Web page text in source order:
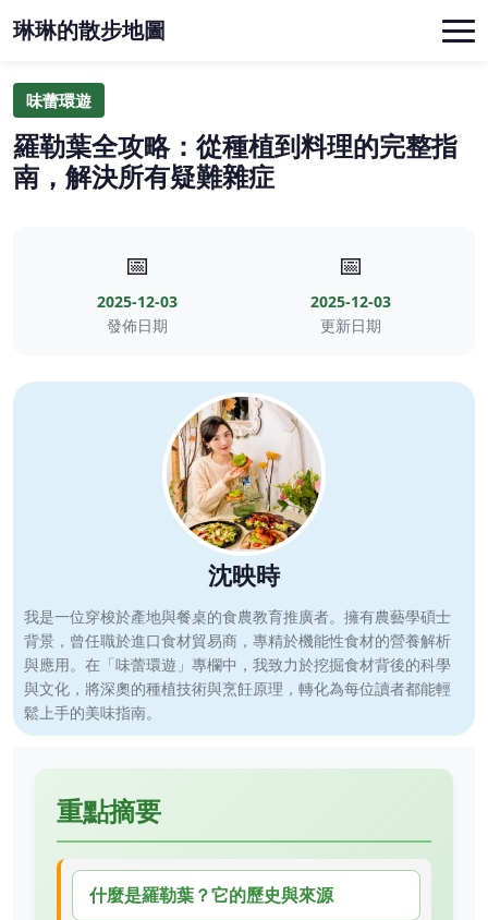
琳琳的散步地圖
味蕾環遊
羅勒葉全攻略：從種植到料理的完整指
南，解決所有疑難雜症
📅
2025-12-03
發佈日期
📅
2025-12-03
更新日期
沈映時
我是一位穿梭於產地與餐桌的食農教育推廣者。擁有農藝學碩士
背景，曾任職於進口食材貿易商，專精於機能性食材的營養解析
與應用。在「味蕾環遊」專欄中，我致力於挖掘食材背後的科學
與文化，將深奧的種植技術與烹飪原理，轉化為每位讀者都能輕
鬆上手的美味指南。
重點摘要
什麼是羅勒葉？它的歷史與來源